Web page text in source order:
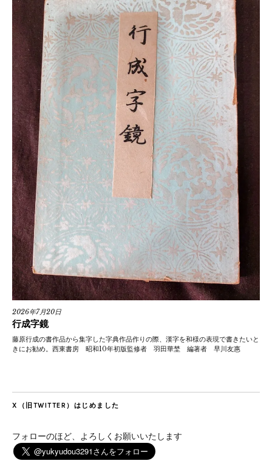
2026年7月20日
行成字鏡
藤原行成の書作品から集字した字典作品作りの際、漢字を和様の表現で書きたいと
きにお勧め。西東書房 昭和10年初版監修者 羽田華埜 編著者 早川友惠
X（旧TWITTER）はじめました
フォローのほど、よろしくお願いいたします